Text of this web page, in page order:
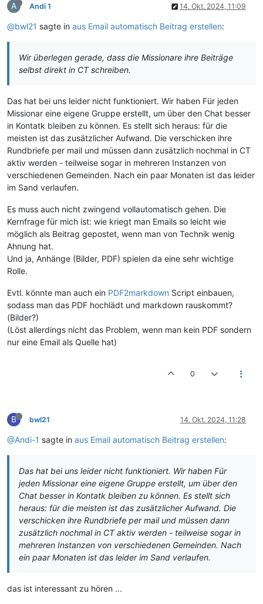
A Andi 1 14. Okt. 2024, 11:09
@bwl21 sagte in aus Email automatisch Beitrag erstellen:
Wir überlegen gerade, dass die Missionare ihre Beiträge
selbst direkt in CT schreiben.
Das hat bei uns leider nicht funktioniert. Wir haben Für jeden
Missionar eine eigene Gruppe erstellt, um über den Chat besser
in Kontatk bleiben zu können. Es stellt sich heraus: für die
meisten ist das zusätzlicher Aufwand. Die verschicken ihre
Rundbriefe per mail und müssen dann zusätzlich nochmal in CT
aktiv werden - teilweise sogar in mehreren Instanzen von
verschiedenen Gemeinden. Nach ein paar Monaten ist das leider
im Sand verlaufen.
Es muss auch nicht zwingend vollautomatisch gehen. Die
Kernfrage für mich ist: wie kriegt man Emails so leicht wie
möglich als Beitrag gepostet, wenn man von Technik wenig
Ahnung hat.
Und ja, Anhänge (Bilder, PDF) spielen da eine sehr wichtige
Rolle.
Evtl. könnte man auch ein PDF2markdown Script einbauen,
sodass man das PDF hochlädt und markdown rauskommt?
(Bilder?)
(Löst allerdings nicht das Problem, wenn man kein PDF sondern
nur eine Email als Quelle hat)
0
B bwl21 14. Okt. 2024, 11:28
@Andi-1 sagte in aus Email automatisch Beitrag erstellen:
Das hat bei uns leider nicht funktioniert. Wir haben Für
jeden Missionar eine eigene Gruppe erstellt, um über den
Chat besser in Kontatk bleiben zu können. Es stellt sich
heraus: für die meisten ist das zusätzlicher Aufwand. Die
verschicken ihre Rundbriefe per mail und müssen dann
zusätzlich nochmal in CT aktiv werden - teilweise sogar in
mehreren Instanzen von verschiedenen Gemeinden. Nach
ein paar Monaten ist das leider im Sand verlaufen.
das ist interessant zu hören ...